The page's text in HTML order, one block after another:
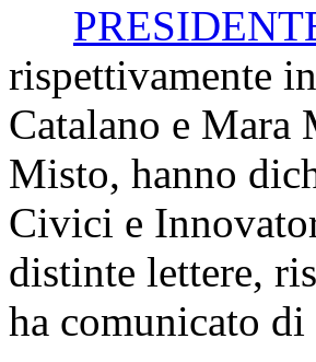
rispettivamente
Catalano e Mara
Misto, hanno
Civici e
distinte lettere,
ha comunicato